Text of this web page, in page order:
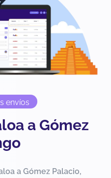
envíos
a Gómez
a Gómez Palacio,